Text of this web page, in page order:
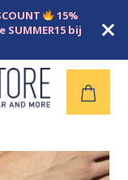
15%
SUMMER15 bij